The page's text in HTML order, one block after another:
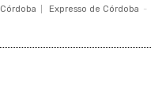
Córdoba Expresso de Córdoba -